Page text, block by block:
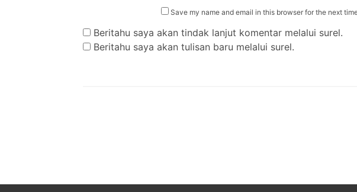
Save my name and email in this browser for the next
Beritahu saya akan tindak lanjut komentar melalui surel.
Beritahu saya akan tulisan baru melalui surel.